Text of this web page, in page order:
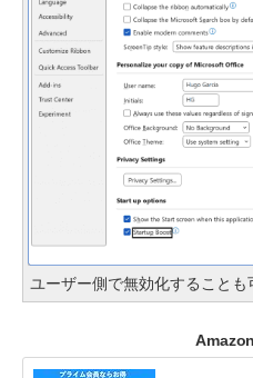
ユーザー側で無効化することも